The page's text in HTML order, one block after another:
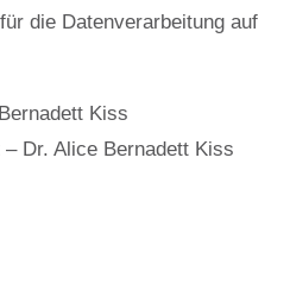
die Datenverarbeitung auf
Kiss
Dr. Alice Bernadett Kiss